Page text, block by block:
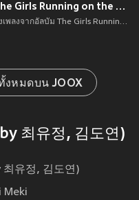
The Girls Running on the SANMAGIYET-GIL
ฟังเพลงจากอัลบัม The Girls Running on the SANMAGIYET-GIL เพลงใหม่จาก อัพเดทเพลงใหม่ล่าสุดก่อนใคร ตลอดปี 2021
งหมดบน JOOX
최유정, 김도연)
최유정, 김도연)
Meki